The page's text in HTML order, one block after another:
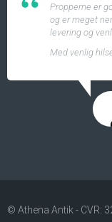
Propperne er
og er meget
levering og
Med venlig
© Athena Antik - CVR: